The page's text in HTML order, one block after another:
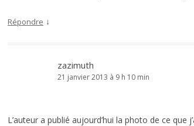
Répondre ↓
zazimuth
21 janvier 2013 à 9 h 10 min
L’auteur a publié aujourd’hui la photo de ce